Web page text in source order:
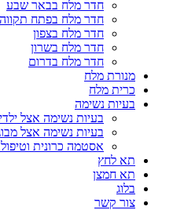
חדר מלח בבאר שבע
חדר מלח בפתח תקווה
חדר מלח בצפון
חדר מלח בשרון
חדר מלח בדרום
מנורת מלח
כרית מלח
בעיות נשימה
בעיות נשימה אצל
בעיות נשימה אצל
אסטמה כרונית
תא לחץ
תא חמצן
בלוג
צור קשר